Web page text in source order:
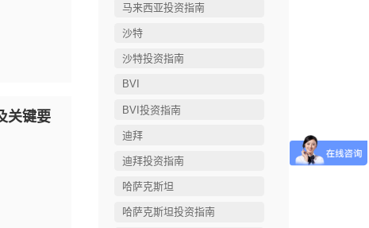
关键要
马来西亚投资指南
沙特
沙特投资指南
BVI
BVI投资指南
迪拜
迪拜投资指南
哈萨克斯坦
哈萨克斯坦投资指南